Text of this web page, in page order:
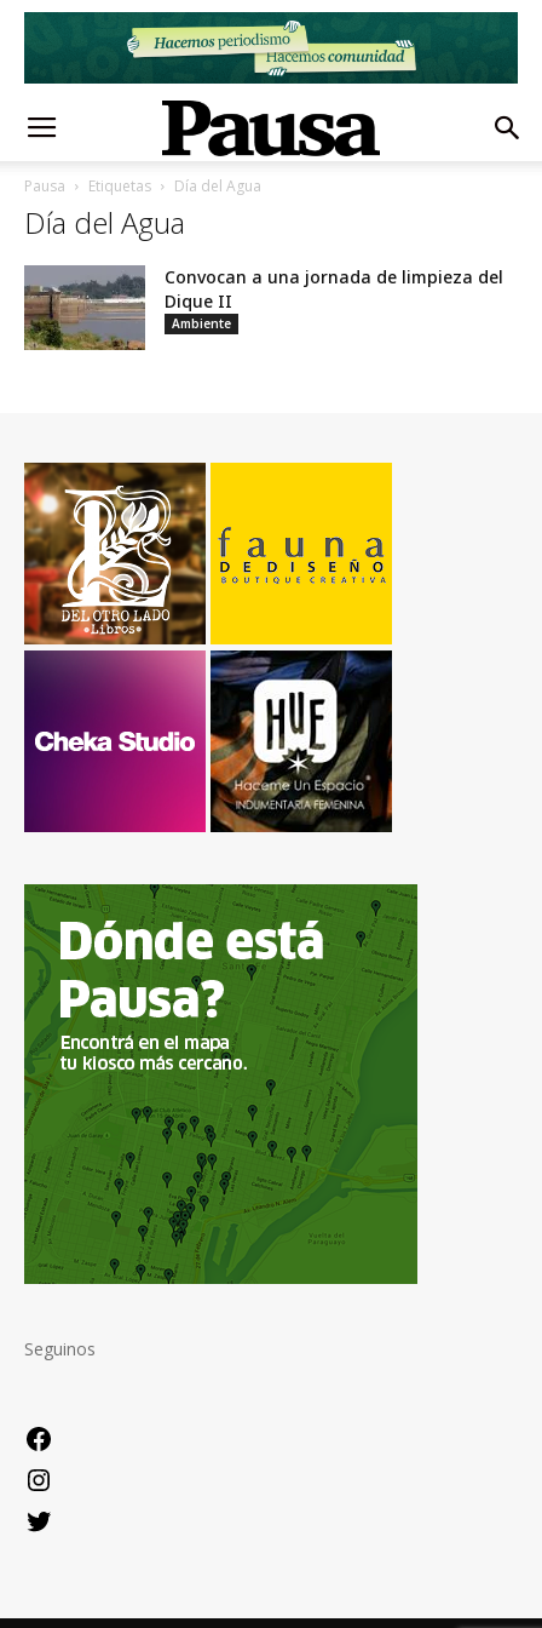
Pausa Etiquetas Día del Agua
Día del Agua
Convocan a una jornada de limpieza del
Dique II
Ambiente
Seguinos